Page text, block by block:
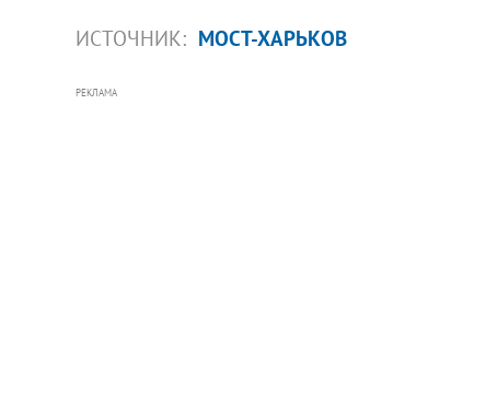
ИСТОЧНИК: МОСТ-ХАРЬКОВ
РЕКЛАМА